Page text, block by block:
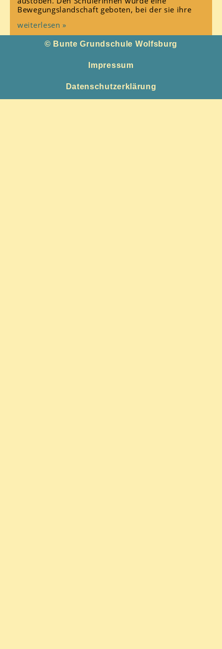
Bewegungslandschaft geboten, bei der sie ihre
weiterlesen »
© Bunte Grundschule Wolfsburg
Impressum
Datenschutzerklärung